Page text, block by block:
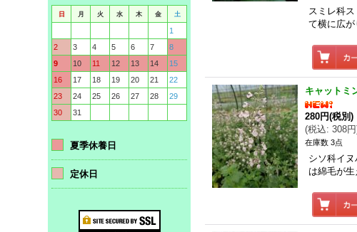
日 月 火 水 木 金 土
1
2
3 4 5 6 7
8
9
10 11 12 13 14
15
16
17 18 19 20 21
22
23
24 25 26 27 28
29
30
31
夏季休養日
定休日
スミレ科
て横に広
キャット
280円(税別)
(税込: 308円
在庫数 3点
シソ科イ
は綿毛が